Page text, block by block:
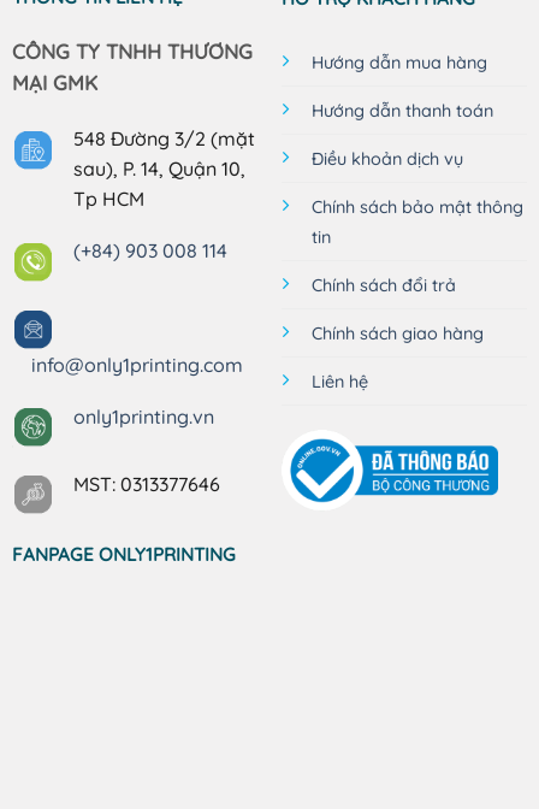
CÔNG TY TNHH THƯƠNG
MẠI GMK
548 Đường 3/2 (mặt
sau), P. 14, Quận 10,
Tp HCM
(+84) 903 008 114
info@only1printing.com
only1printing.vn
MST: 0313377646
Hướng dẫn mua hàng
Hướng dẫn thanh toán
Điều khoản dịch vụ
Chính sách bảo mật thông
tin
Chính sách đổi trả
Chính sách giao hàng
Liên hệ
FANPAGE ONLY1PRINTING